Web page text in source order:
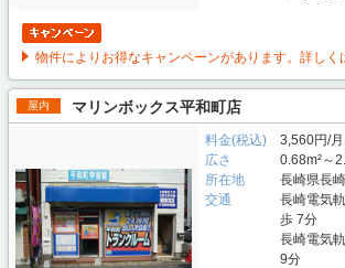
物件によりお得なキャンペーンがあります。詳しく
屋内 マリンボックス平和町店
料金(税込)
3,560円/
広さ
0.68m²～
所在地
長崎県長
交通
長崎電気
歩 7分
長崎電気
9分